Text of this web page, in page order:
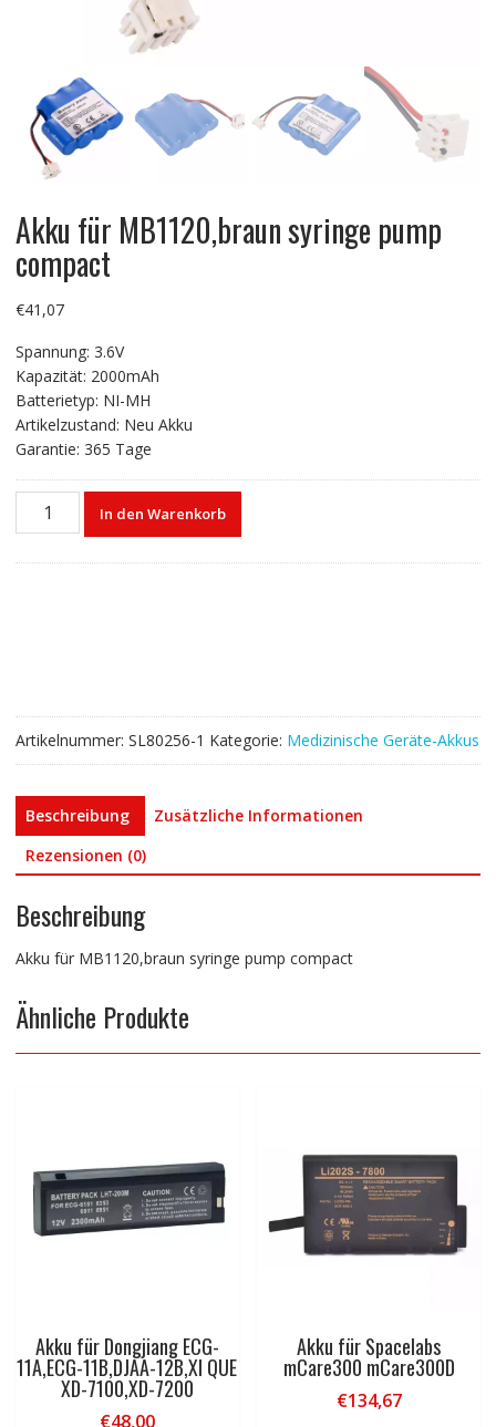
Akku für MB1120,braun syringe pump
compact
€41,07
Spannung: 3.6V
Kapazität: 2000mAh
Batterietyp: NI-MH
Artikelzustand: Neu Akku
Garantie: 365 Tage
Akku
In den Warenkorb
Artikelnummer: SL80256-1 Kategorie: Medizinische Geräte-Akkus
Beschreibung
Zusätzliche Informationen
Rezensionen (0)
Beschreibung
Akku für MB1120,braun syringe pump compact
Ähnliche Produkte
Akku für Dongjiang ECG-
11A,ECG-11B,DJAA-12B,XI QUE
XD-7100,XD-7200
€48,00
Akku für Spacelabs
mCare300 mCare300D
€134,67